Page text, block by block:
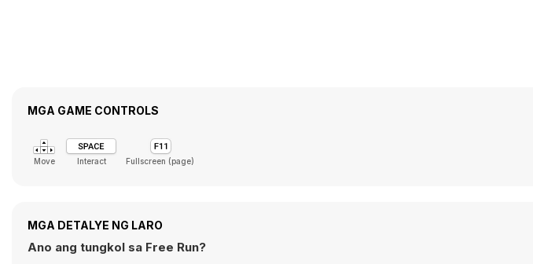
MGA GAME CONTROLS
Move Interact Fullscreen (page)
MGA DETALYE NG LARO
Ano ang tungkol sa Free Run?